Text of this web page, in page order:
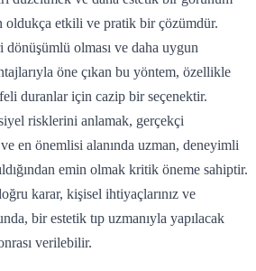
oldukça etkili ve pratik bir çözümdür.
dönüşümlü olması ve daha uygun
öne çıkan bu yöntem, özellikle
duranlar için cazip bir seçenektir.
risklerini anlamak, gerçekçi
en önemlisi alanında uzman, deneyimli
emin olmak kritik öneme sahiptir.
karar, kişisel ihtiyaçlarınız ve
bir estetik tıp uzmanıyla yapılacak
verilebilir.